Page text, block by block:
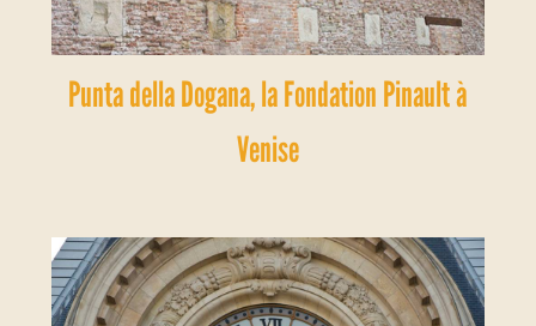
Punta della Dogana, la Fondation Pinault à
Venise